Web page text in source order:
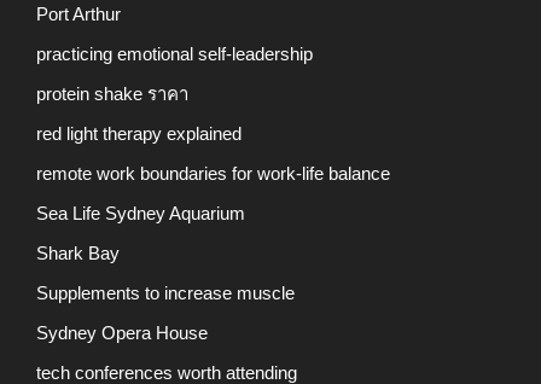
Port Arthur
practicing emotional self-leadership
protein shake ราคา
red light therapy explained
remote work boundaries for work-life balance
Sea Life Sydney Aquarium
Shark Bay
Supplements to increase muscle
Sydney Opera House
tech conferences worth attending